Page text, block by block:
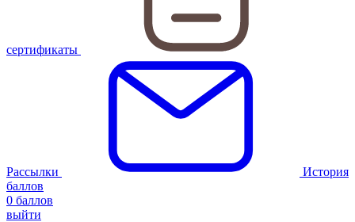
сертификаты
Рассылки
История
баллов
0 баллов
выйти